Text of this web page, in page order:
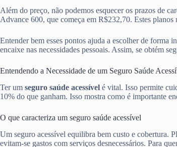
Além do preço, não podemos esquecer os prazos de
Advance 600, que começa em R$232,70. Estes
Entender bem esses pontos ajuda a escolher de forma
encaixe nas necessidades pessoais. Assim, se obtém
Entendendo a Necessidade de um Seguro Saúde
Ter um seguro saúde acessível é vital. Isso permite
10% do que ganham. Isso mostra como é importante
O que caracteriza um seguro saúde acessível
Um seguro acessível equilibra bem custo e cobertura.
evitam-se gastos com serviços desnecessários. Para